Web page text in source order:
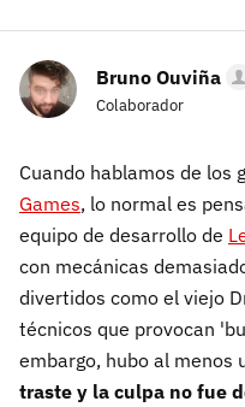
Bruno Ouviña
Colaborador
Cuando hablamos de los
Games, lo normal es
equipo de desarrollo de
con mecánicas
divertidos como el viejo
técnicos que provocan
embargo, hubo al menos
traste y la culpa no fue